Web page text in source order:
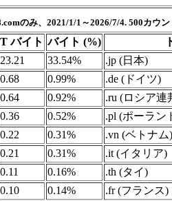
のみ、2021/1/1～2026/7/4. 500カウン
T バイト バイト (%)
23.21 33.54%
.jp (日本)
0.68 0.99%
.de (ドイツ)
0.64 0.92%
.ru (ロシア連
0.36 0.52%
.pl (ポーラン
0.22 0.31%
.vn (ベトナム)
0.21 0.31%
.it (イタリア)
0.11 0.16%
.th (タイ)
0.10 0.14%
.fr (フランス)